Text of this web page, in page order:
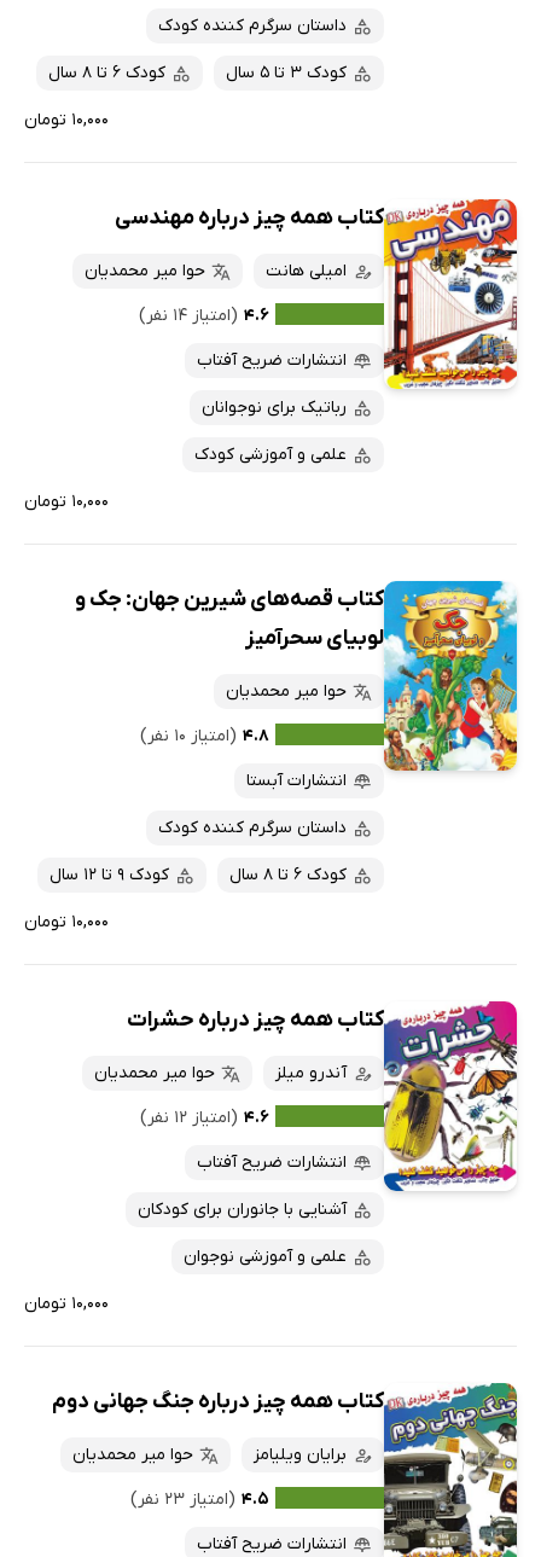
داستان سرگرم کننده کودک
کودک 3 تا 5 سال کودک 6 تا 8 سال
۱۰,۰۰۰ تومان
کتاب همه چیز درباره مهندسی
امیلی هانت
حوا میر محمدیان
۴.۶ (امتیاز ۱۴ نفر)
انتشارات ضریح آفتاب
رباتیک برای نوجوانان
علمی و آموزشی کودک
۱۰,۰۰۰ تومان
کتاب قصه‌های شیرین جهان: جک و
لوبیای سحرآمیز
حوا میر محمدیان
۴.۸ (امتیاز ۱۰ نفر)
انتشارات آبستا
داستان سرگرم کننده کودک
کودک 6 تا 8 سال کودک 9 تا 12 سال
۱۰,۰۰۰ تومان
کتاب همه چیز درباره‌ حشرات
آندرو میلز
حوا میر محمدیان
۴.۶ (امتیاز ۱۲ نفر)
انتشارات ضریح آفتاب
آشنایی با جانوران برای کودکان
علمی و آموزشی نوجوان
۱۰,۰۰۰ تومان
کتاب همه چیز درباره جنگ جهانی دوم
برایان ویلیامز
حوا میر محمدیان
۴.۵ (امتیاز ۲۳ نفر)
انتشارات ضریح آفتاب